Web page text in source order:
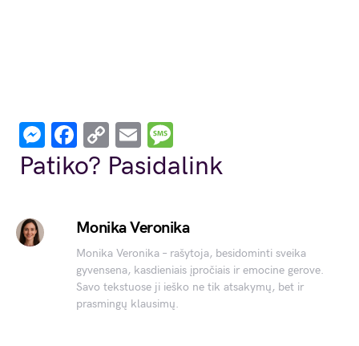
Messenger
Facebook
Copy
Link
Email
Patiko? Pasidalink
Monika Veronika
Monika Veronika – rašytoja, besidominti sveika
gyvensena, kasdieniais įpročiais ir emocine gerove.
Savo tekstuose ji ieško ne tik atsakymų, bet ir
prasmingų klausimų.